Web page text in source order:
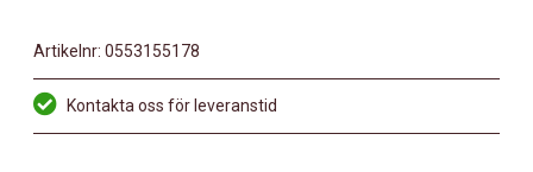
Artikelnr: 0553155178
Kontakta oss för leveranstid